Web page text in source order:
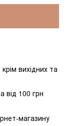
вихідних та
від 100 грн
магазину